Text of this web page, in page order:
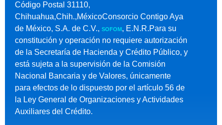
Código Postal 31110,
Chihuahua,Chih.,MéxicoConsorcio Contigo Aya
de México, S.A. de C.V., SOFOM, E.N.R.Para su
constitución y operación no requiere autorización
de la Secretaría de Hacienda y Crédito Público, y
está sujeta a la supervisión de la Comisión
Nacional Bancaria y de Valores, únicamente
para efectos de lo dispuesto por el artículo 56 de
la Ley General de Organizaciones y Actividades
Auxiliares del Crédito.